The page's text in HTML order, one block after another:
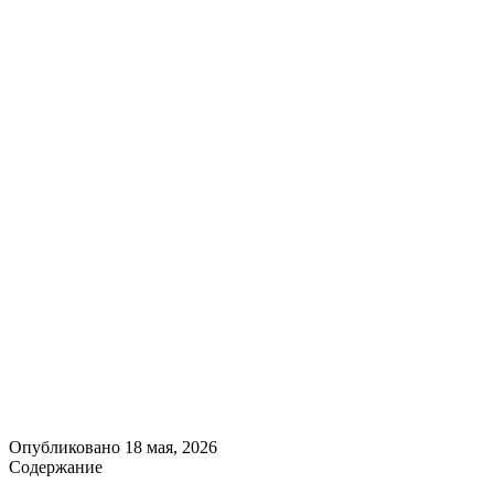
Опубликовано 18 мая, 2026
Содержание